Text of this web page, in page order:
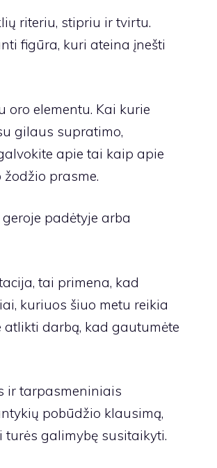
riteriu, stipriu ir tvirtu.
figūra, kuri ateina įnešti
elementu. Kai kurie
gilaus supratimo,
apie tai kaip apie
prasme.
padėtyje arba
tai primena, kad
kuriuos šiuo metu reikia
darbą, kad gautumėte
ir tarpasmeniniais
pobūdžio klausimą,
galimybę susitaikyti.